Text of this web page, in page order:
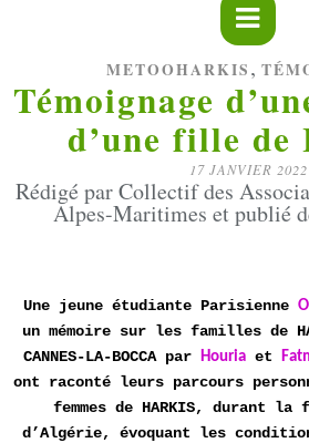
METOOHARKIS ,
Témoignage
d’une fille de
17 JANVIER 2022
Rédigé par Collectif des
Alpes-Maritimes et publié
Une jeune étudiante Parisienne
un mémoire sur les familles de
CANNES-LA-BOCCA par Houriaet
ont raconté leurs parcours
femmes de HARKIS, durant
d’Algérie, évoquant les